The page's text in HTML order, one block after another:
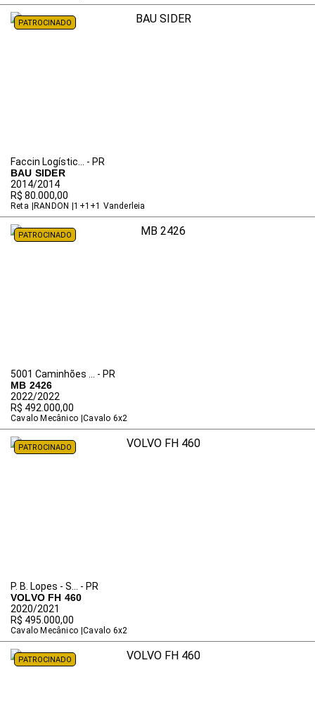
PATROCINADO
Faccin Logístic... - PR
BAU SIDER
2014/2014
R$ 80.000,00
Reta RANDON 1+1+1 Vanderleia
PATROCINADO
5001 Caminhões ... - PR
MB 2426
2022/2022
R$ 492.000,00
Cavalo Mecânico Cavalo 6x2
PATROCINADO
P. B. Lopes - S... - PR
VOLVO FH 460
2020/2021
R$ 495.000,00
Cavalo Mecânico Cavalo 6x2
PATROCINADO